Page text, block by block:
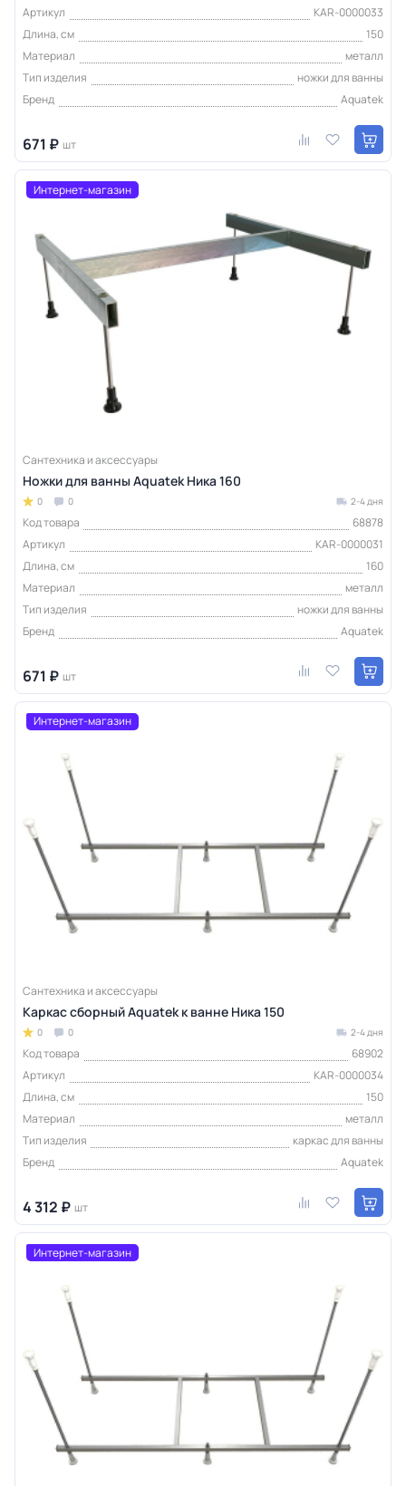
Артикул
KAR-0000033
Длина, см
150
Материал
металл
Тип изделия
ножки для ванны
Бренд
Aquatek
671 ₽ шт
Интернет-магазин
Сантехника и аксессуары
Ножки для ванны Aquatek Ника 160
0 0 2-4 дня
Код товара
68878
Артикул
KAR-0000031
Длина, см
160
Материал
металл
Тип изделия
ножки для ванны
Бренд
Aquatek
671 ₽ шт
Интернет-магазин
Сантехника и аксессуары
Каркас сборный Aquatek к ванне Ника 150
0 0 2-4 дня
Код товара
68902
Артикул
KAR-0000034
Длина, см
150
Материал
металл
Тип изделия
каркас для ванны
Бренд
Aquatek
4 312 ₽ шт
Интернет-магазин